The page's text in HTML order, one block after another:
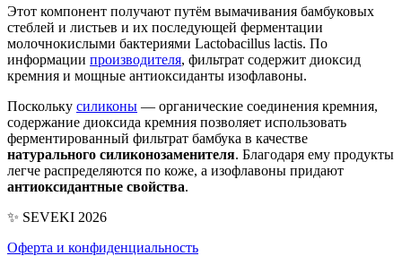
Этот компонент получают путём вымачивания бамбуковых
стеблей и листьев и их последующей ферментации
молочнокислыми бактериями Lactobacillus lactis. По
информации производителя, фильтрат содержит диоксид
кремния и мощные антиоксиданты изофлавоны.
Поскольку силиконы — органические соединения кремния,
содержание диоксида кремния позволяет использовать
ферментированный фильтрат бамбука в качестве
натурального силиконозаменителя. Благодаря ему продукты
легче распределяются по коже, а изофлавоны придают
антиоксидантные свойства.
✨ SEVEKI 2026
Оферта и конфиденциальность